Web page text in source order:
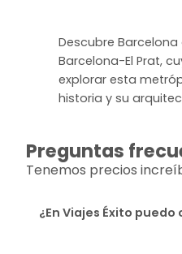
Descubre
Barcelona-El Prat,
explorar esta
historia y su
Preguntas
Tenemos precios
¿En Viajes Éxito